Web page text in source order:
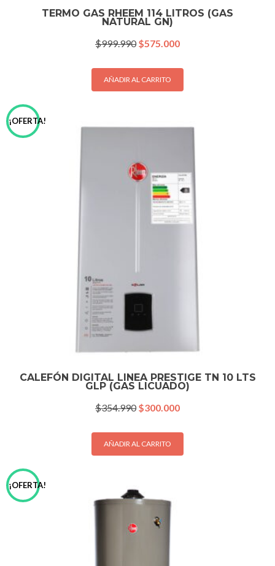
TERMO GAS RHEEM 114 LITROS (GAS
NATURAL GN)
$999.990 El
original
era:
$999.990.
$575.000El
actual
$575.000.
AÑADIR AL CARRITO
¡OFERTA!
CALEFÓN DIGITAL LINEA PRESTIGE TN 10 LTS
GLP (GAS LICUADO)
$354.990 El
original
era:
$354.990.
$300.000El
actual
$300.000.
AÑADIR AL CARRITO
¡OFERTA!